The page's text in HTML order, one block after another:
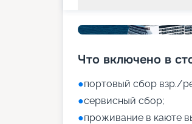
Что включено в
●портовый сбор взр./
●сервисный сбор;
●проживание в каюте